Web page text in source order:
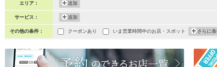
エリア： 追加
サービス： 追加
その他の条件： クーポンあり いま営業時間中のお店・スポット さらに